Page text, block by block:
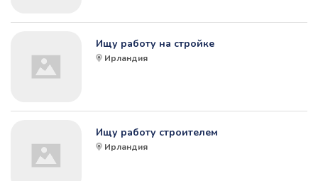
Ищу работу на стройке
Ирландия
Ищу работу строителем
Ирландия